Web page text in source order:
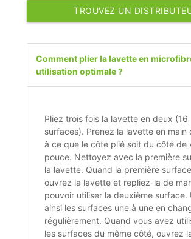
TROUVEZ UN
Comment plier la lavette en
utilisation optimale ?
Pliez trois fois la lavette en deux (16
surfaces). Prenez la lavette en main
à ce que le côté plié soit du côté de
pouce. Nettoyez avec la première
la lavette. Quand la première
ouvrez la lavette et repliez-la de
pouvoir utiliser la deuxième surface.
ainsi les surfaces une à une en
régulièrement. Quand vous avez
les surfaces du même côté, ouvrez